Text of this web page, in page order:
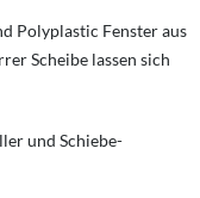
Polyplastic Fenster aus
Scheibe lassen sich
und Schiebe-